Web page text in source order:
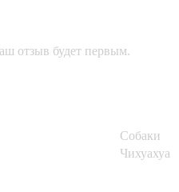
отзыв будет первым.
Собаки
Чихуахуа